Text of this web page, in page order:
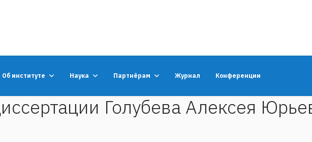
Об институте Наука Партнёрам Журнал Конференции
Голубева Алексея